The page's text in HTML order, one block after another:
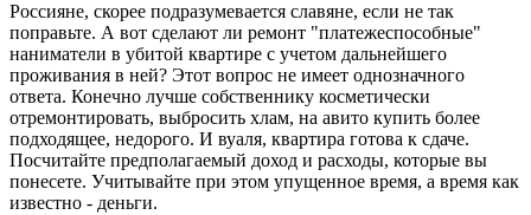
Россияне, скорее подразумевается славяне, если не так
поправьте. А вот сделают ли ремонт "платежеспособные"
наниматели в убитой квартире с учетом дальнейшего
проживания в ней? Этот вопрос не имеет однозначного
ответа. Конечно лучше собственнику косметически
отремонтировать, выбросить хлам, на авито купить более
подходящее, недорого. И вуаля, квартира готова к сдаче.
Посчитайте предполагаемый доход и расходы, которые вы
понесете. Учитывайте при этом упущенное время, а время как
известно - деньги.